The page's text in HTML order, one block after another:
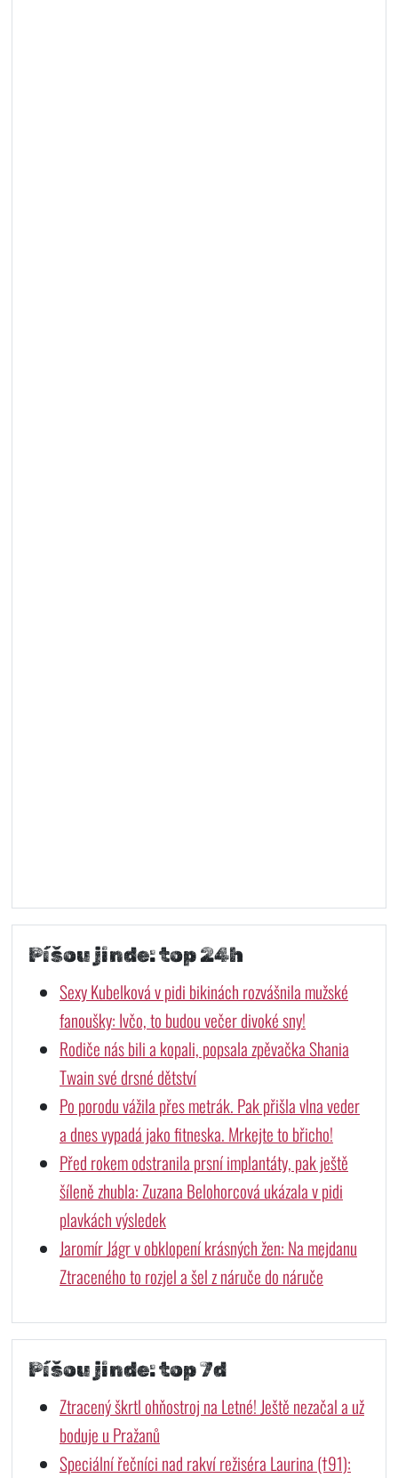
Píšou jinde: top 24h
Sexy Kubelková v pidi bikinách rozvášnila mužské
fanoušky: Ivčo, to budou večer divoké sny!
Rodiče nás bili a kopali, popsala zpěvačka Shania
Twain své drsné dětství
Po porodu vážila přes metrák. Pak přišla vlna veder
a dnes vypadá jako fitneska. Mrkejte to břicho!
Před rokem odstranila prsní implantáty, pak ještě
šíleně zhubla: Zuzana Belohorcová ukázala v pidi
plavkách výsledek
Jaromír Jágr v obklopení krásných žen: Na mejdanu
Ztraceného to rozjel a šel z náruče do náruče
Píšou jinde: top 7d
Ztracený škrtl ohňostroj na Letné! Ještě nezačal a už
boduje u Pražanů
Speciální řečníci nad rakví režiséra Laurina (†91):